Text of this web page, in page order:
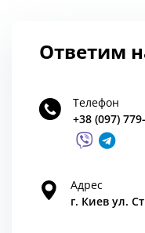
Ответим
Телефон
+38 (097)
Адрес
г. Киев ул.